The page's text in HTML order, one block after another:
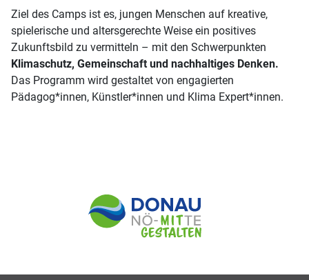
Ziel des Camps ist es, jungen Menschen auf kreative,
spielerische und altersgerechte Weise ein positives
Zukunftsbild zu vermitteln – mit den Schwerpunkten
Klimaschutz, Gemeinschaft und nachhaltiges Denken.
Das Programm wird gestaltet von engagierten
Pädagog*innen, Künstler*innen und Klima Expert*innen.